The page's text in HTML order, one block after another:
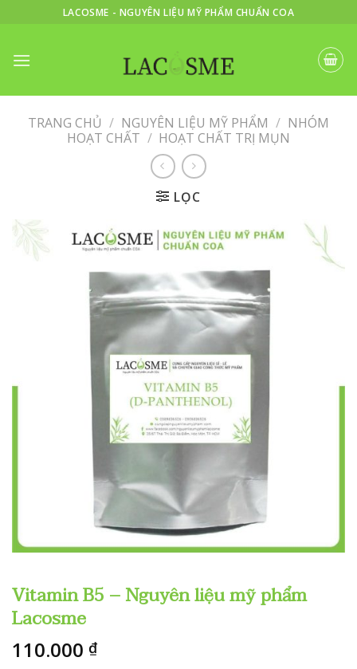
LACOSME - NGUYÊN LIỆU MỸ PHẨM CHUẨN COA
TRANG CHỦ / NGUYÊN LIỆU MỸ PHẨM / NHÓM
HOẠT CHẤT / HOẠT CHẤT TRỊ MỤN
LỌC
Vitamin B5 – Nguyên liệu mỹ phẩm
Lacosme
110.000 ₫